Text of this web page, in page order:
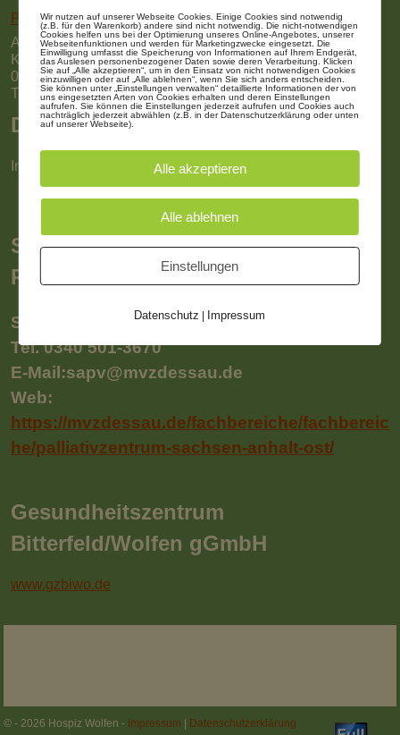
Pro Vitalia GmbH
Ambulanter Pflegedienst
Kirchstraße 3
06749 Bitterfeld-Wolfen
Telefon:03493 826874
Diakonie Soziale Dienste gGmbH
Internet www.diakonie-wolfen.de
Spezialisierte ambulante
Palliativversorgung (SAPV)
SAPV Koordinator / Nico Richter
Tel. 0340 501-3670
E-Mail:sapv@mvzdessau.de
Web:
https://mvzdessau.de/fachbereiche/fachbereic
he/palliativzentrum-sachsen-anhalt-ost/
Gesundheitszentrum
Bitterfeld/Wolfen gGmbH
www.gzbiwo.de
© - 2026 Hospiz Wolfen - Impressum Datenschutzerklärung
Wir nutzen auf unserer Webseite Cookies. Einige Cookies sind notwendig
(z.B. für den Warenkorb) andere sind nicht notwendig. Die nicht-notwendigen
Cookies helfen uns bei der Optimierung unseres Online-Angebotes, unserer
Webseitenfunktionen und werden für Marketingzwecke eingesetzt. Die
Einwilligung umfasst die Speicherung von Informationen auf Ihrem Endgerät,
das Auslesen personenbezogener Daten sowie deren Verarbeitung. Klicken
Sie auf „Alle akzeptieren“, um in den Einsatz von nicht notwendigen Cookies
einzuwilligen oder auf „Alle ablehnen“, wenn Sie sich anders entscheiden.
Sie können unter „Einstellungen verwalten“ detaillierte Informationen der von
uns eingesetzten Arten von Cookies erhalten und deren Einstellungen
aufrufen. Sie können die Einstellungen jederzeit aufrufen und Cookies auch
nachträglich jederzeit abwählen (z.B. in der Datenschutzerklärung oder unten
auf unserer Webseite).
Alle akzeptieren
Alle ablehnen
Einstellungen
Datenschutz | Impressum